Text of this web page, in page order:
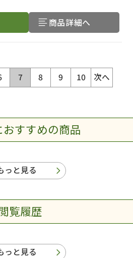
商品詳細へ
7 8 9 10 次へ
おすすめの商品
っと見る
覧履歴
っと見る